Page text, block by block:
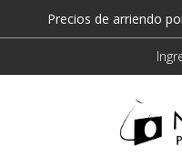
Precios de arriendo